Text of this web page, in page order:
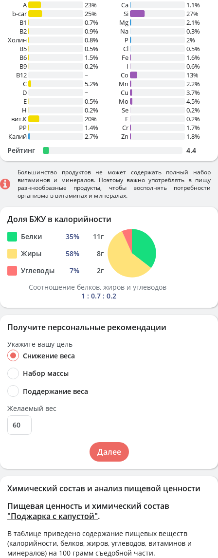
Химический состав и анализ пищевой ценности
Пищевая ценность и химический состав
"Поджарка с капустой".
В таблице приведено содержание пищевых веществ
(калорийности, белков, жиров, углеводов, витаминов и
минералов) на 100 грамм съедобной части.
A
23%
b-car
25%
В1
0.7%
B2
0.9%
Холин
0.8%
B5
0.5%
B6
1.5%
B9
0.2%
B12
~
C
5.2%
D
~
E
0.5%
H
0.2%
вит.К
20%
PP
1.4%
Калий
2.7%
Ca
1.1%
Si
27%
Mg
2.1%
Na
0.3%
P
2%
Cl
0.5%
Fe
1.6%
I
0.6%
Co
13%
Mn
2.2%
Cu
3.7%
Mo
4.5%
Se
0.2%
F
0.2%
Cr
1.7%
Zn
1.8%
Рейтинг 4.4
Большинство продуктов не может содержать полный набор
витаминов и минералов. Поэтому важно употреблять в пищу
разннообразные продукты, чтобы восполнять потребности
организма в витаминах и минералах.
Доля БЖУ в калорийности
Белки 35% 11г
Жиры
58% 8г
Углеводы
7% 2г
Соотношение белков, жиров и углеводов
1 : 0.7 : 0.2
Получите персональные рекомендации
Укажите вашу цель
Снижение веса
Набор массы
Поддержание веса
Желаемый вес
Далее